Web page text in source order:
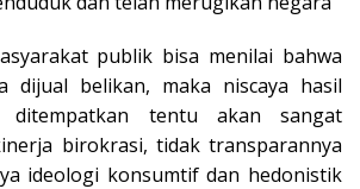
publik bisa menilai bahwa
dijual belikan, maka niscaya hasil
ditempatkan tentu akan sangat
birokrasi, tidak transparannya
ideologi konsumtif dan hedonistik